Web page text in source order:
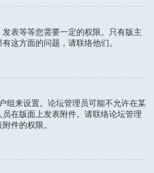
表等等您需要一定的权限。只有版主
这方面的问题，请联络他们。
组来设置。论坛管理员可能不允许在某
在版面上发表附件。请联络论坛管理
件的权限。